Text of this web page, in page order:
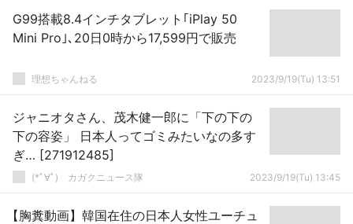
G99搭載8.4インチタブレット｢iPlay 50
Mini Pro｣､20日0時から17,599円で販売
理想ちゃんねる 2023/9/19(Tu) 13:51
ジャニオタさん、茂木健一郎に「下の下の
下の容姿」 日本人ってゴミみたいなの多す
ぎ… [271912485]
(*ﾟ∀ﾟ)ゞカガクニュース隊 2023/9/19(Tu) 13:45
【胸糞動画】韓国在住の日本人女性ユーチュ